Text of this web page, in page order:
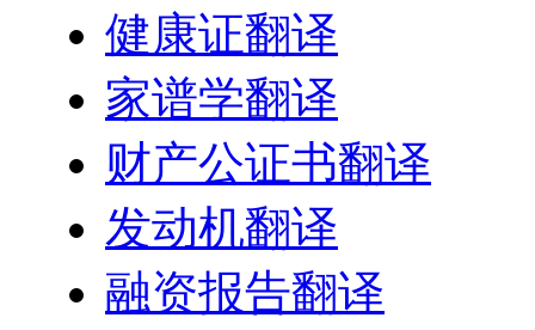
健康证翻译
家谱学翻译
财产公证书翻译
发动机翻译
融资报告翻译